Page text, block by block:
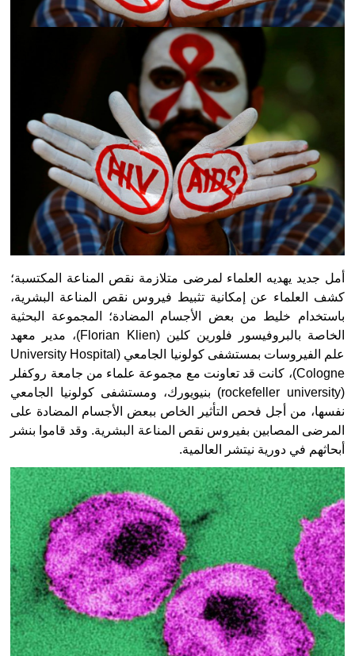
أمل جديد يهديه العلماء لمرضى متلازمة نقص المناعة المكتسبة؛
كشف العلماء عن إمكانية تثبيط فيروس نقص المناعة البشرية،
باستخدام خليط من بعض الأجسام المضادة؛ المجموعة البحثية
الخاصة بالبروفيسور فلورين كلين (Florian Klien)، مدير معهد
علم الفيروسات بمستشفى كولونيا الجامعي (University Hospital
Cologne)، كانت قد تعاونت مع مجموعة علماء من جامعة روكفلر
(rockefeller university) بنيويورك، ومستشفى كولونيا الجامعي
نفسها، من أجل فحص التأثير الخاص ببعض الأجسام المضادة على
المرضى المصابين بفيروس نقص المناعة البشرية. وقد قاموا بنشر
أبحاثهم في دورية نيتشر العالمية.